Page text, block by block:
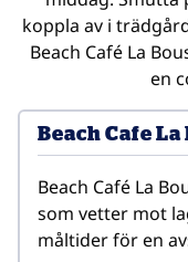
koppla av i
Beach Café La
en
Beach Cafe
Beach Café La
som vetter mot
måltider för en